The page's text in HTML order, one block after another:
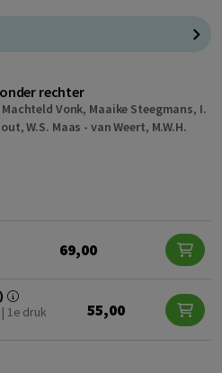
rechter
Machteld Vonk, Maaike Steegmans, I.
,W.S. Maas - van Weert, M.W.H.
69,00
| 1e druk
55,00